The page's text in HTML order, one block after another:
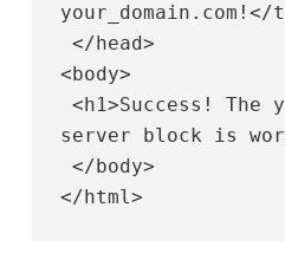
</head>
<body>
<h1>Success! The your_domain.com
server block is
</body>
</html>